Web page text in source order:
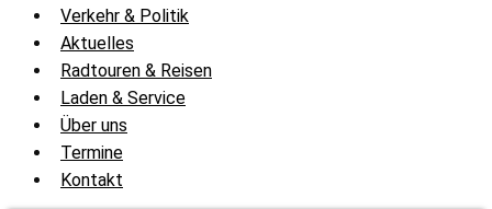
Verkehr & Politik
Aktuelles
Radtouren & Reisen
Laden & Service
Über uns
Termine
Kontakt